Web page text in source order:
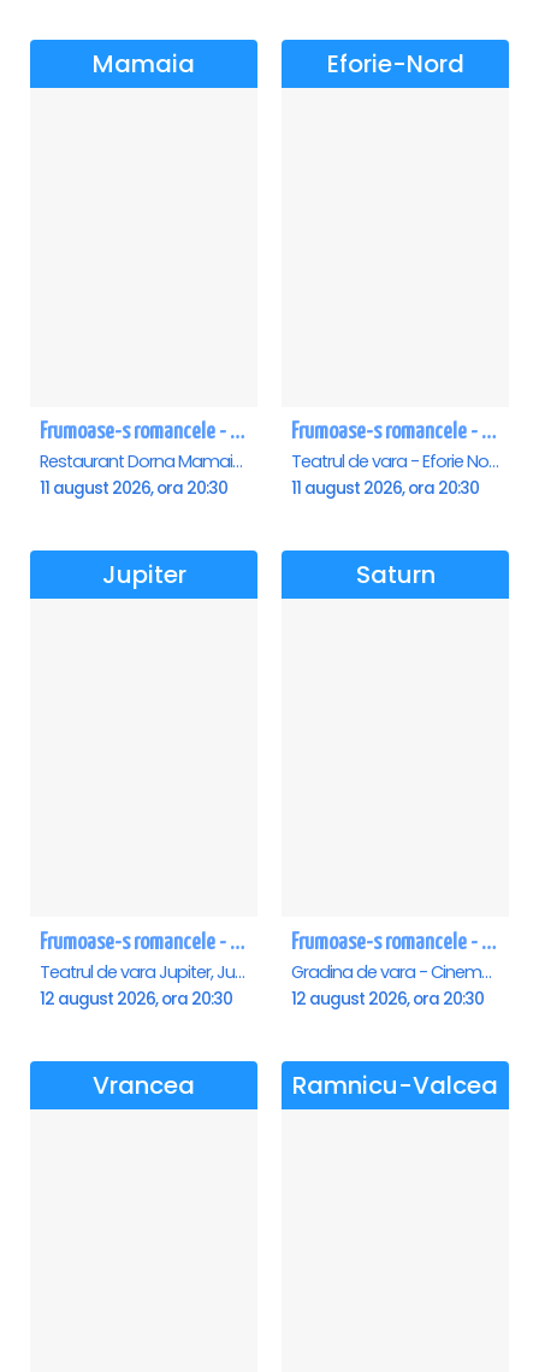
Mamaia
Frumoase-s romancele - Mamaia
Restaurant Dorna Mamaia, Mamaia
11 august 2026, ora 20:30
Eforie-Nord
Frumoase-s romancele - Eforie Nord
Teatrul de vara - Eforie Nord, Eforie-Nord
11 august 2026, ora 20:30
Jupiter
Frumoase-s romancele - Jupiter
Teatrul de vara Jupiter, Jupiter
12 august 2026, ora 20:30
Saturn
Frumoase-s romancele - Saturn
Gradina de vara - Cinema Saturn, Saturn
12 august 2026, ora 20:30
Vrancea Ramnicu-Valcea